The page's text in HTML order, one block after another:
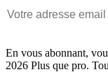
En vous abonnant,
2026 Plus que pro.